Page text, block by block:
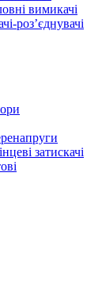
вимикачі
роз’єднувачі
затискачі